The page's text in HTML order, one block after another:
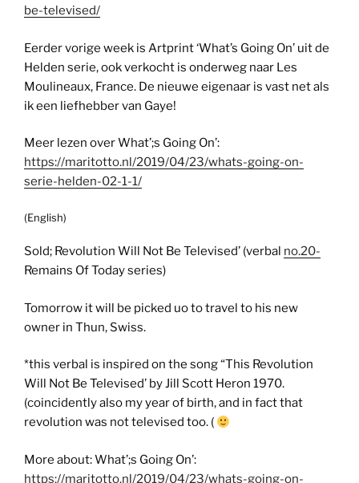
be-televised/
Eerder vorige week is Artprint ‘What’s Going On’ uit de
Helden serie, ook verkocht is onderweg naar Les
Moulineaux, France. De nieuwe eigenaar is vast net als
ik een liefhebber van Gaye!
Meer lezen over What’;s Going On’:
https://maritotto.nl/2019/04/23/whats-going-on-
serie-helden-02-1-1/
(English)
Sold; Revolution Will Not Be Televised’ (verbal no.20-
Remains Of Today series)
Tomorrow it will be picked uo to travel to his new
owner in Thun, Swiss.
*this verbal is inspired on the song “This Revolution
Will Not Be Televised’ by Jill Scott Heron 1970.
(coincidently also my year of birth, and in fact that
revolution was not televised too. (
More about: What’;s Going On’:
https://maritotto.nl/2019/04/23/whats-going-on-